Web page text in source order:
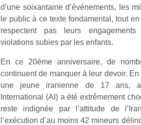
d’une soixantaine d’événements, les
le public à ce texte fondamental, tout
respectent pas leurs
violations subies par les enfants.
En ce 20ème anniversaire, de
continuent de manquer à leur devoir.
une jeune iranienne de 17 ans, a
International (AI) a été extrêmement
reste indignée par l’attitude de
l’exécution d’au moins 42 mineurs